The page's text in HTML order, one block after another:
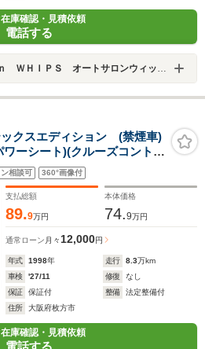
庫確認・見積依頼
電話する
ＷＨＩＰＳ オートサロンウィップス
クスエディション (禁煙車)
ーシート)(クルーズコントロ
ラー)(キーレスキー)(HIDヘ
アウィング)(純正16インチ
相談可 360°画像付
支払総額
89.9万円
本体価格
74.9万円
通常ローン 月々 12,000円
年式 1998年 走行 8.3万km
車検
'27/11 修復
なし
保証
保証付 整備
法定整備付
住所
大阪府枚方市
庫確認・見積依頼